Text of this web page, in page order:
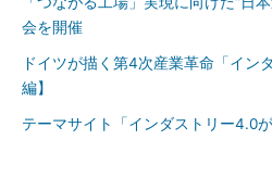
会を開催
ドイツが描く第4次産業革命「イン
編】
テーマサイト「インダストリー4.0